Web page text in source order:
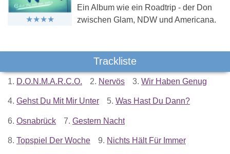
Ein Album wie ein Roadtrip - der Don
zwischen Glam, NDW und Americana.
Trackliste
1. D.O.N.M.A.R.C.O. 2. Nervös 3. Wir Haben Genug
4. Gehst Du Mit Mir Unter 5. Was Hast Du Dann?
6. Osnabrück 7. Gestern Nacht
8. Topspiel Der Woche 9. Nichts Hält Für Immer